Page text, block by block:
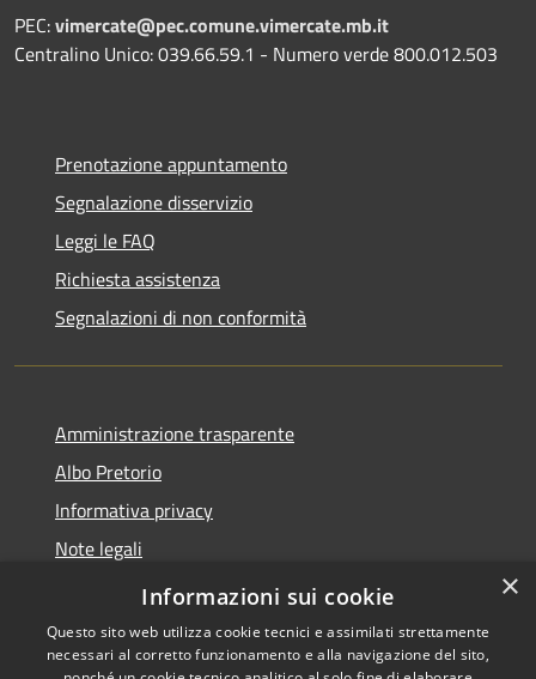
PEC:vimercate@pec.comune.vimercate.mb.it
Centralino Unico: 039.66.59.1 - Numero verde 800.012.503
Prenotazione appuntamento
Segnalazione disservizio
Leggi le FAQ
Richiesta assistenza
Segnalazioni di non conformità
Amministrazione trasparente
Albo Pretorio
Informativa privacy
Note legali
Dichiarazione di accessibilità
×
Informazioni sui cookie
Questo sito web utilizza cookie tecnici e assimilati strettamente
necessari al corretto funzionamento e alla navigazione del sito,